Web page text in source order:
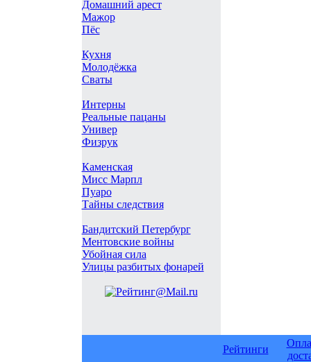
Домашний арест
Мажор
Пёс
Кухня
Молодёжка
Сваты
Интерны
Реальные пацаны
Универ
Физрук
Каменская
Мисс Марпл
Пуаро
Тайны следствия
Бандитский Петербург
Ментовские войны
Убойная сила
Улицы разбитых фонарей
Рейтинги